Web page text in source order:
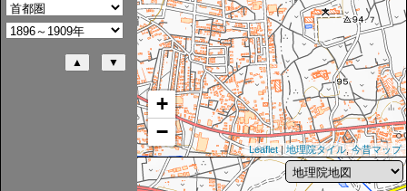
+
−
Leaflet|地理院タイル,今昔マップ